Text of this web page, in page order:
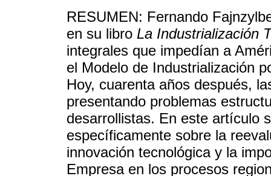
RESUMEN: Fernando
en su libro La Industrialización
integrales que impedían a
el Modelo de Industrialización
Hoy, cuarenta años después,
presentando problemas
desarrollistas. En este artículo
específicamente sobre la
innovación tecnológica y la
Empresa en los procesos